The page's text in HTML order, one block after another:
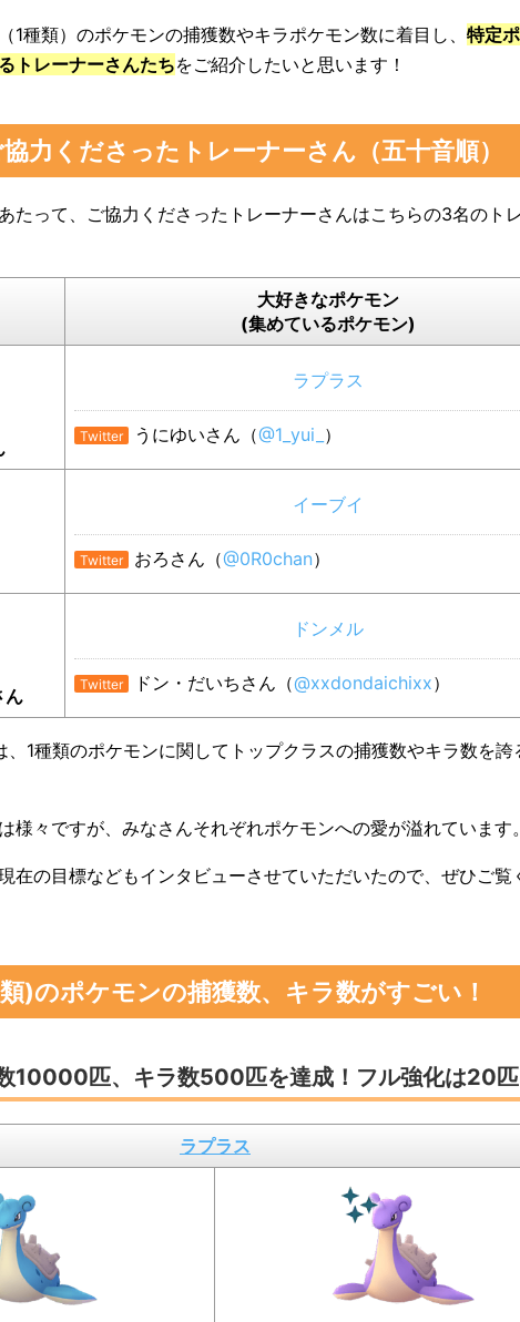
1種類）のポケモンの捕獲数やキラポケモン数に着目し、 特定
トレーナーさんたちをご紹介したいと思います！
力くださったトレーナーさん（五十音順）
たって、ご協力くださったトレーナーさんはこちらの3名のト
大好きなポケモン
(集めているポケモン)
ラプラス
Twitter うにゆいさん（@1_yui_ ）
イーブイ
Twitter おろさん（@0R0chan）
ん
ドンメル
Twitter ドン・だいちさん（@xxdondaichixx）
、1種類のポケモンに関してトップクラスの捕獲数やキラ数を誇
様々ですが、みなさんそれぞれポケモンへの愛が溢れています。
在の目標などもインタビューさせていただいたので、ぜひご覧
)のポケモンの捕獲数、キラ数がすごい！
10000匹、キラ数500匹を達成！フル強化は20匹
ラプラス